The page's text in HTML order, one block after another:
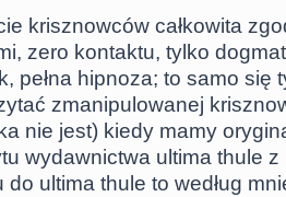
krisznowców całkowita
zero kontaktu, tylko
pełna hipnoza; to samo się
zmanipulowanej
nie jest) kiedy mamy
wydawnictwa ultima thule
do ultima thule to według